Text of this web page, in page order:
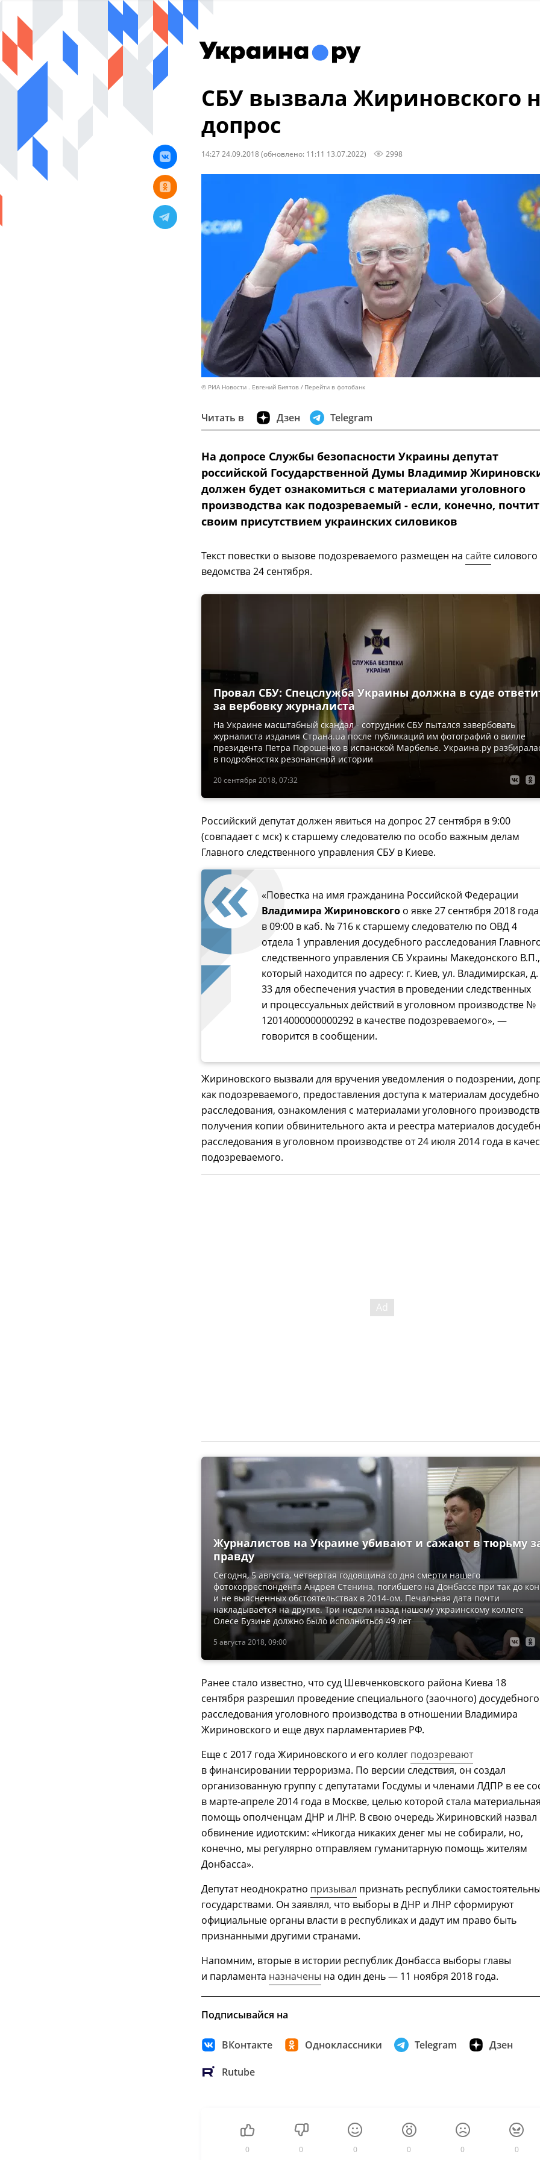
СБУ вызвала Жириновского
допрос
14:27 24.09.2018(обновлено: 11:11 13.07.2022) 2998
© РИА Новости . Евгений Биятов Перейти в фотобанк
Читать в Дзен Telegram
На допросе Службы безопасности Украины депутат
российской Государственной Думы Владимир
должен будет ознакомиться с материалами уголовного
производства как подозреваемый - если, конечно, почтит
своим присутствием украинских силовиков
Текст повестки о вызове подозреваемого размещен на сайте силового
ведомства 24 сентября.
20 сентября 2018, 07:32
Провал СБУ: Спецслужба Украины должна в суде
за вербовку журналиста
На Украине масштабный скандал - сотрудник СБУ пытался завербовать
журналиста издания Страна.ua после публикаций им фотографий о вилле
президента Петра Порошенко в испанской Марбелье. Украина.ру
в подробностях резонансной истории
Российский депутат должен явиться на допрос 27 сентября в 9:00
(совпадает с мск) к старшему следователю по особо важным делам
Главного следственного управления СБУ в Киеве.
«Повестка на имя гражданина Российской Федерации
Владимира Жириновского о явке 27 сентября 2018 года
в 09:00 в каб. № 716 к старшему следователю по ОВД 4
отдела 1 управления досудебного расследования
следственного управления СБ Украины Македонского В.П.,
который находится по адресу: г. Киев, ул. Владимирская, д.
33 для обеспечения участия в проведении следственных
и процессуальных действий в уголовном производстве №
12014000000000292 в качестве подозреваемого», —
говорится в сообщении.
Жириновского вызвали для вручения уведомления о подозрении,
как подозреваемого, предоставления доступа к материалам
расследования, ознакомления с материалами уголовного
получения копии обвинительного акта и реестра материалов
расследования в уголовном производстве от 24 июля 2014 года в
подозреваемого.
5 августа 2018, 09:00
Журналистов на Украине убивают и сажают в тюрьму
правду
Сегодня, 5 августа, четвертая годовщина со дня смерти нашего
фотокорреспондента Андрея Стенина, погибшего на Донбассе при так до
и не выясненных обстоятельствах в 2014-ом. Печальная дата почти
накладывается на другие. Три недели назад нашему украинскому коллеге
Олесе Бузине должно было исполниться 49 лет
Ранее стало известно, что суд Шевченковского района Киева 18
сентября разрешил проведение специального (заочного) досудебного
расследования уголовного производства в отношении Владимира
Жириновского и еще двух парламентариев РФ.
Еще с 2017 года Жириновского и его коллег подозревают
в финансировании терроризма. По версии следствия, он создал
организованную группу с депутатами Госдумы и членами ЛДПР в ее
в марте-апреле 2014 года в Москве, целью которой стала материальная
помощь ополченцам ДНР и ЛНР. В свою очередь Жириновский назвал
обвинение идиотским: «Никогда никаких денег мы не собирали, но,
конечно, мы регулярно отправляем гуманитарную помощь жителям
Донбасса».
Депутат неоднократно призывал признать республики
государствами. Он заявлял, что выборы в ДНР и ЛНР сформируют
официальные органы власти в республиках и дадут им право быть
признанными другими странами.
Напомним, вторые в истории республик Донбасса выборы главы
и парламента назначены на один день — 11 ноября 2018 года.
Подписывайся на
ВКонтакте Одноклассники Telegram Дзен
Rutube
0 0 0 0 0 0